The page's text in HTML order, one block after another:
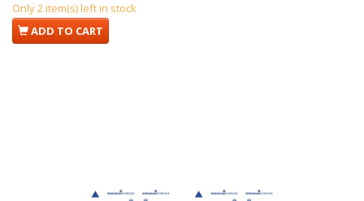
Only 2 item(s) left in stock
ADD TO CART